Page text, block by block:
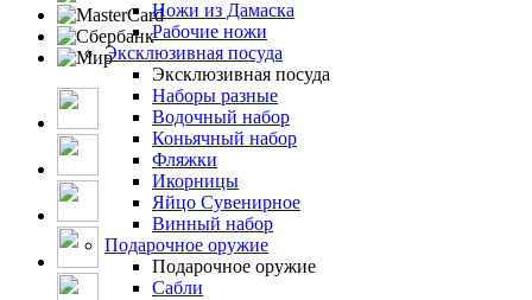
Ножи из Дамаска
Рабочие ножи
Эксклюзивная посуда
Эксклюзивная посуда
Наборы разные
Водочный набор
Коньячный набор
Фляжки
Икорницы
Яйцо Сувенирное
Винный набор
Подарочное оружие
Подарочное оружие
Сабли